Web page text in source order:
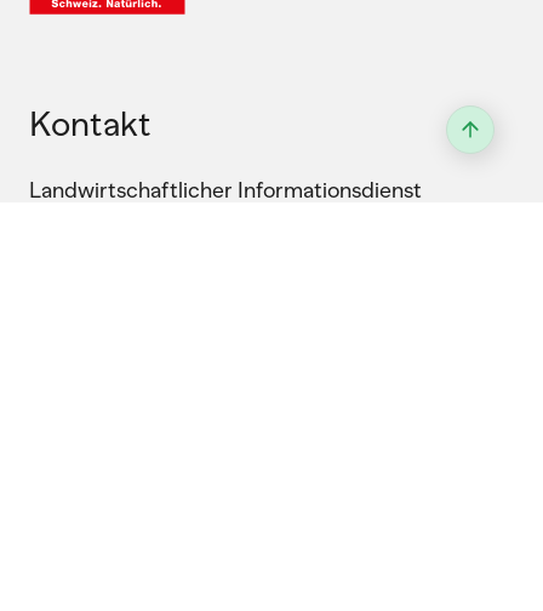
Kontakt
Landwirtschaftlicher Informationsdienst